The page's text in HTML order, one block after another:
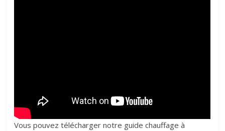
Vous pouvez télécharger notre guide chauffage à